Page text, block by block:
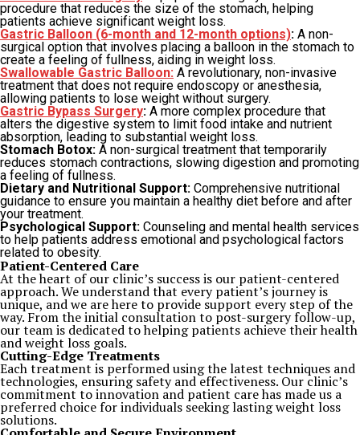
procedure that reduces the size of the stomach, helping
patients achieve significant weight loss.
Gastric Balloon (6-month and 12-month options): A non-
surgical option that involves placing a balloon in the stomach to
create a feeling of fullness, aiding in weight loss.
Swallowable Gastric Balloon: A revolutionary, non-invasive
treatment that does not require endoscopy or anesthesia,
allowing patients to lose weight without surgery.
Gastric Bypass Surgery: A more complex procedure that
alters the digestive system to limit food intake and nutrient
absorption, leading to substantial weight loss.
Stomach Botox: A non-surgical treatment that temporarily
reduces stomach contractions, slowing digestion and promoting
a feeling of fullness.
Dietary and Nutritional Support: Comprehensive nutritional
guidance to ensure you maintain a healthy diet before and after
your treatment.
Psychological Support: Counseling and mental health services
to help patients address emotional and psychological factors
related to obesity.
Patient-Centered Care
At the heart of our clinic’s success is our patient-centered
approach. We understand that every patient’s journey is
unique, and we are here to provide support every step of the
way. From the initial consultation to post-surgery follow-up,
our team is dedicated to helping patients achieve their health
and weight loss goals.
Cutting-Edge Treatments
Each treatment is performed using the latest techniques and
technologies, ensuring safety and effectiveness. Our clinic’s
commitment to innovation and patient care has made us a
preferred choice for individuals seeking lasting weight loss
solutions.